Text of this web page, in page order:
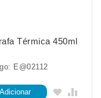
Térmica 450ml
E@02112
Adicionar